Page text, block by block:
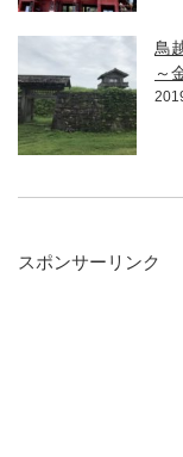
鳥
～
スポンサーリンク